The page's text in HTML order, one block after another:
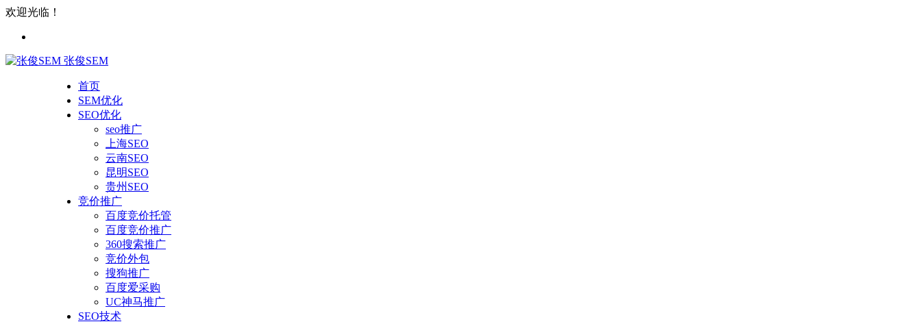
欢迎光临！
张俊SEM
首页
SEM优化
SEO优化
seo推广
上海SEO
云南SEO
昆明SEO
贵州SEO
竞价推广
百度竞价托管
百度竞价推广
360搜索推广
竞价外包
搜狗推广
百度爱采购
UC神马推广
SEO技术